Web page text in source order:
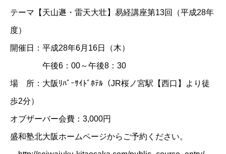
テーマ【天山遯・雷天大壮】易経講座第13回（平成28年
度）
開催日：平成28年6月16日（木）
午後6：00～午後8：30
場 所：大阪ﾘﾊﾞｰｻｲﾄﾞﾎﾃﾙ（JR桜ノ宮駅【西口】より徒
歩2分）
オブザーバー会費：3,000円
盛和塾北大阪ホームページからご予約ください。